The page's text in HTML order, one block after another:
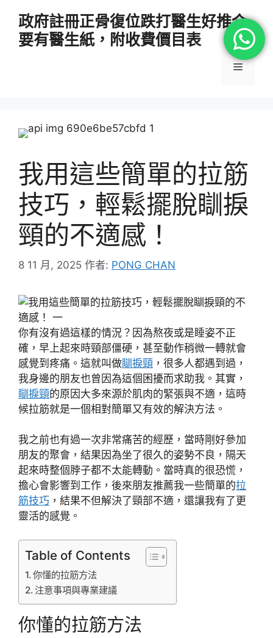
政府註冊正骨復位跌打醫生好推介
要有醫生紙，附收費價目表
選
我用這些簡單的拉筋
技巧，輕鬆擺脫瞓捩
頸的不適感！
8 11 月, 2025 作者: PONG CHAN
你有沒有過這樣的情況？因為熬夜或是睡姿不正
確，早上起來時頸部僵硬，甚至動作稍微一轉就會
感覺到疼痛。這就叫做瞓捩頸 ，很多人都遇到過，
我身邊的朋友也曾因為這個困擾而求助我。其實，
瞓捩頸的原因大多來源於肌肉的緊張與不適，這時
候拉筋就是一個相對簡單又有效的解決方法。
我之前也有過一次非常痛苦的經歷，當時剛好參加
朋友的聚會，結果因為坐了很久的姿勢不良，隔天
起來時整個脖子都不太能轉動。當時真的很恐慌，
擔心會影響到工作，後來朋友推薦我一些簡單的拉
筋技巧 ，結果不但解決了頸部不適，還讓我有了更
靈活的感覺。
Table of Contents
你懂的拉筋方法
注意事項與專業建議
你懂的拉筋方法